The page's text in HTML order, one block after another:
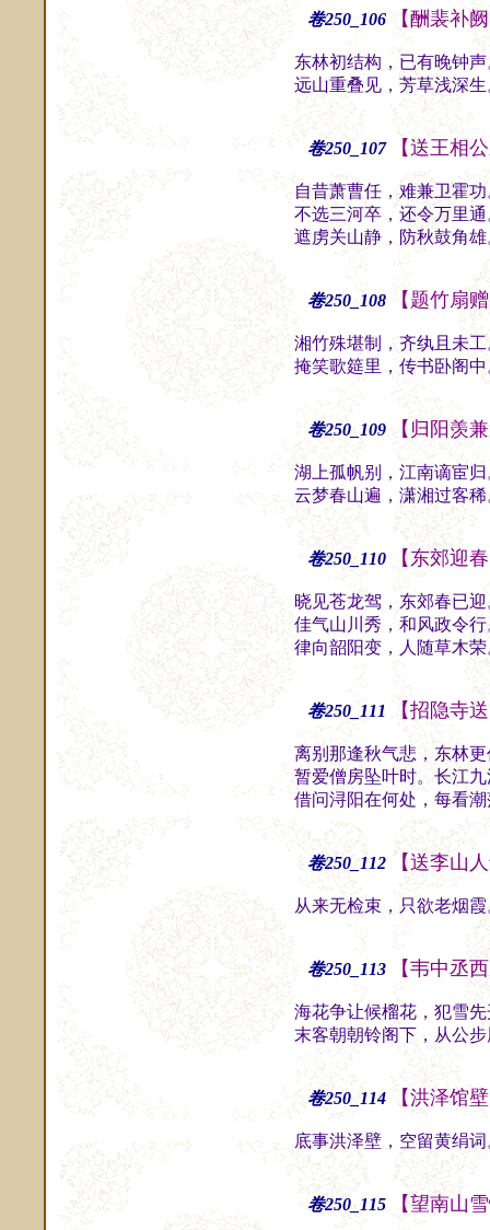
卷250_106 【酬裴补
东林初结构，已有晚钟
远山重叠见，芳草浅深
卷250_107 【送王相
自昔萧曹任，难兼卫霍
不选三河卒，还令万里
遮虏关山静，防秋鼓角
卷250_108 【题竹扇
湘竹殊堪制，齐纨且未
掩笑歌筵里，传书卧阁
卷250_109 【归阳羡
湖上孤帆别，江南谪宦
云梦春山遍，潇湘过客
卷250_110 【东郊迎
晓见苍龙驾，东郊春已
佳气山川秀，和风政令
律向韶阳变，人随草木
卷250_111 【招隐寺
离别那逢秋气悲，东林
暂爱僧房坠叶时。长江
借问浔阳在何处，每看
卷250_112 【送李山
从来无检束，只欲老烟
卷250_113 【韦中丞
海花争让候榴花，犯雪
末客朝朝铃阁下，从公
卷250_114 【洪泽馆
底事洪泽壁，空留黄绢
卷250_115 【望南山